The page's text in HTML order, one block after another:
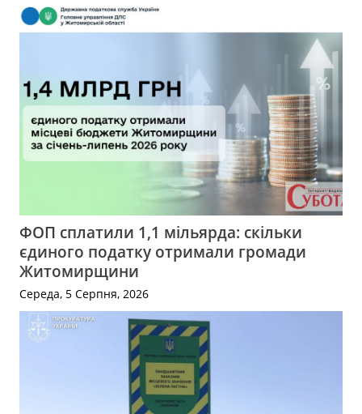
ФОП сплатили 1,1 мільярда: скільки
єдиного податку отримали громади
Житомирщини
Середа, 5 Серпня, 2026